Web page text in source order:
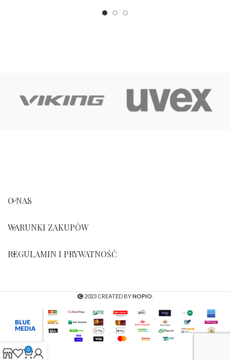
O NAS
WARUNKI ZAKUPÓW
REGULAMIN I PRYWATNOŚĆ
2023 CREATED BYNOPIO
0